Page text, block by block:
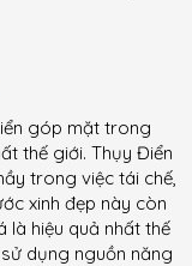
góp mặt trong
thế giới. Thụy Điển
trong việc tái chế,
xinh đẹp này còn
là hiệu quả nhất thế
dụng nguồn năng